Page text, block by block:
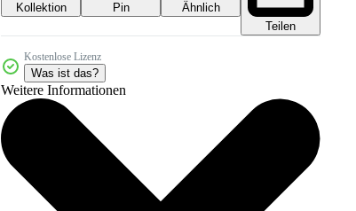
Kollektion Pin
Ähnlich
Teilen
Kostenlose Lizenz
Was ist das?
Weitere Informationen